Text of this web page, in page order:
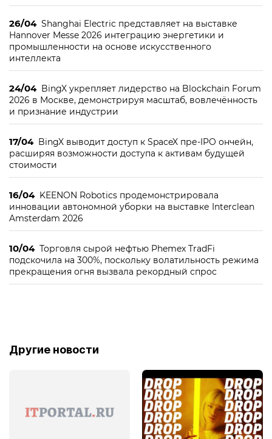
26/04 Shanghai Electric представляет на выставке
Hannover Messe 2026 интеграцию энергетики и
промышленности на основе искусственного
интеллекта
24/04 BingX укрепляет лидерство на Blockchain Forum
2026 в Москве, демонстрируя масштаб, вовлечённость
и признание индустрии
17/04 BingX выводит доступ к SpaceX пре-IPO ончейн,
расширяя возможности доступа к активам будущей
стоимости
16/04 KEENON Robotics продемонстрировала
инновации автономной уборки на выставке Interclean
Amsterdam 2026
10/04 Торговля сырой нефтью Phemex TradFi
подскочила на 300%, поскольку волатильность режима
прекращения огня вызвала рекордный спрос
Другие новости